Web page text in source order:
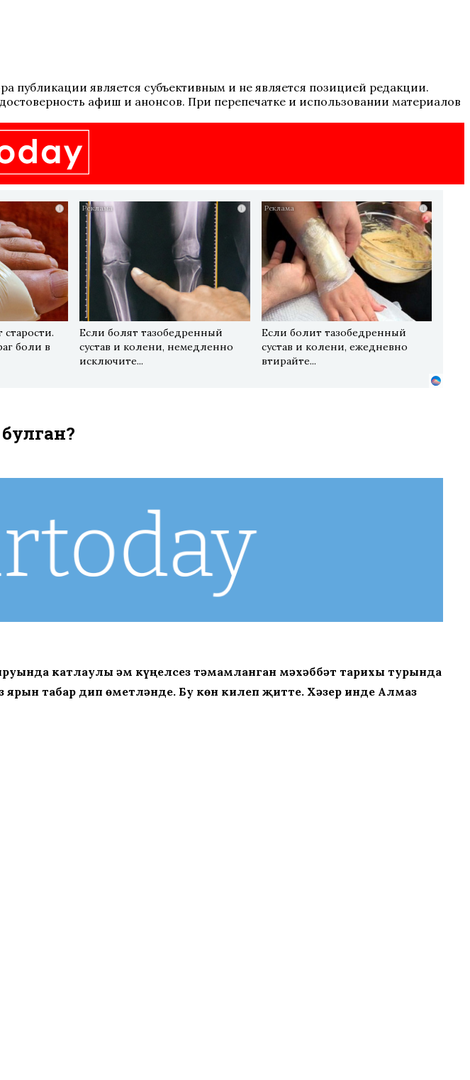
публикации является субъективным и не является позицией редакции.
афиш и анонсов. При перепечатке и использовании материалов
i
старости.
боли в
i
Если болят тазобедренный
сустав и колени, немедленно
исключите...
i
Если болит тазобедренный
сустав и колени, ежедневно
втирайте...
катлаулы һәм күңелсез тәмамланган мәхәббәт тарихы турында
табар дип өметләнде. Бу көн килеп җитте. Хәзер инде Алмаз